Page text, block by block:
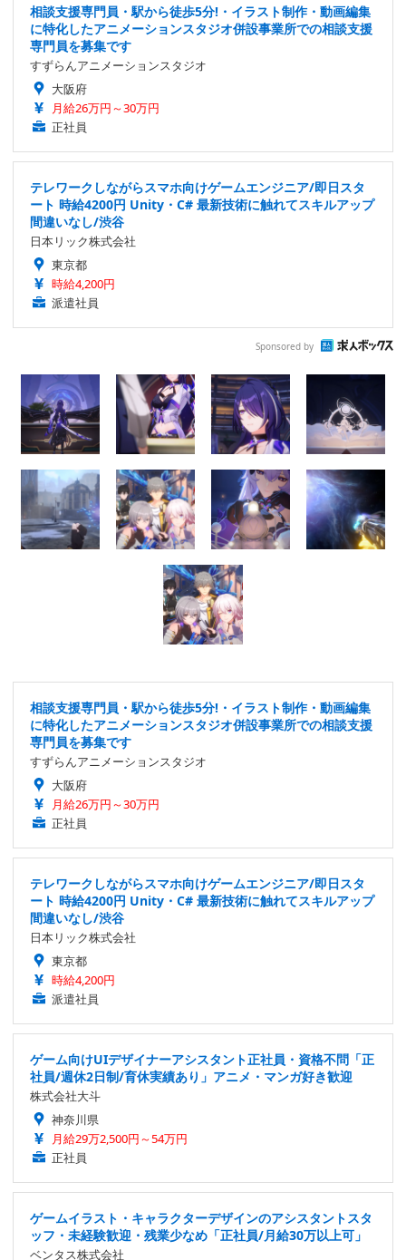
相談支援専門員・駅から徒歩5分!・イラスト制作・動画編集
に特化したアニメーションスタジオ併設事業所での相談支援
専門員を募集です
すずらんアニメーションスタジオ
大阪府
月給26万円～30万円
正社員
テレワークしながらスマホ向けゲームエンジニア/即日スタ
ート 時給4200円 Unity・C# 最新技術に触れてスキルアップ
間違いなし/渋谷
日本リック株式会社
東京都
時給4,200円
派遣社員
Sponsored by
相談支援専門員・駅から徒歩5分!・イラスト制作・動画編集
に特化したアニメーションスタジオ併設事業所での相談支援
専門員を募集です
すずらんアニメーションスタジオ
大阪府
月給26万円～30万円
正社員
テレワークしながらスマホ向けゲームエンジニア/即日スタ
ート 時給4200円 Unity・C# 最新技術に触れてスキルアップ
間違いなし/渋谷
日本リック株式会社
東京都
時給4,200円
派遣社員
ゲーム向けUIデザイナーアシスタント正社員・資格不問「正
社員/週休2日制/育休実績あり」アニメ・マンガ好き歓迎
株式会社大斗
神奈川県
月給29万2,500円～54万円
正社員
ゲームイラスト・キャラクターデザインのアシスタントスタ
ッフ・未経験歓迎・残業少なめ「正社員/月給30万以上可」
ベンタス株式会社